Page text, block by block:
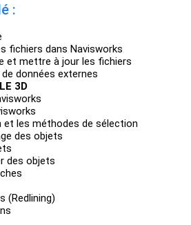
:
fichiers dans Navisworks
et mettre à jour les fichiers
données externes
3D
et les méthodes de sélection
des objets
des objets
(Redlining)